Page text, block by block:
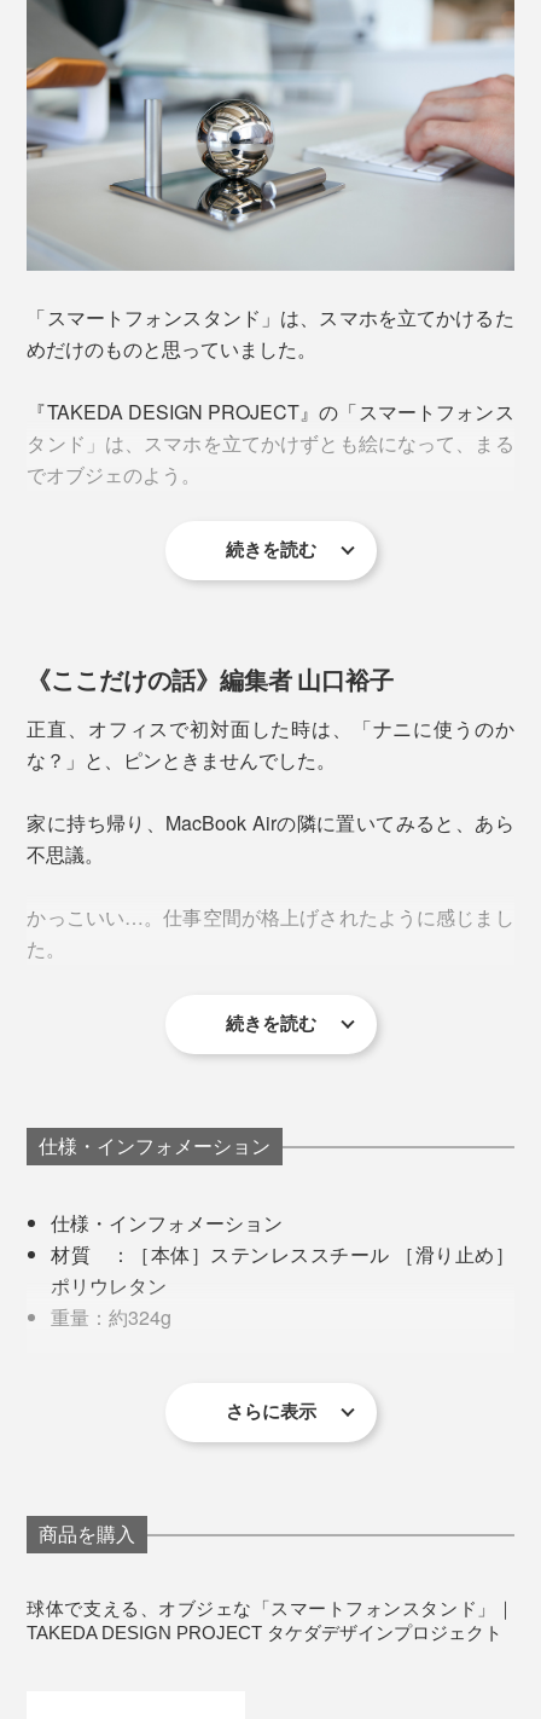
「スマートフォンスタンド」は、スマホを立てかけるた
めだけのものと思っていました。
『TAKEDA DESIGN PROJECT』の「スマートフォンス
タンド」は、スマホを立てかけずとも絵になって、まる
でオブジェのよう。
素材はステンレス。
を轟かせた、新潟・燕三条の「鏡面磨き」の技術が使わ
れています。
この球体、「２つの半球を溶接して研磨したもの」と聞
つかりません。
正方形のプレートも、鏡だといわれたら信じてしまいそ
うな光沢。天面だけでなく四方のコバにも、ていねいな
続きを読む
《ここだけの話》編集者 山口裕子
正直、オフィスで初対面した時は、「ナニに使うのか
な？」と、ピンときませんでした。
家に持ち帰り、MacBook Airの隣に置いてみると、あら
不思議。
かっこいい…。仕事空間が格上げされたように感じまし
た。
なぜかデスクの上をキレイにしたくなって、お片付けス
産発想ではなく、下地から仕上げまで妥協なくクオリテ
ィーにこだわった製品とのこと。
特に、球体は「２つの半球を溶接して磨き上げた」とい
う話にはびっくり。どんなに目を凝らしても、継ぎ目が
続きを読む
仕様・インフォメーション
仕様・インフォメーション
材質 ：［本体］ステンレススチール ［滑り止め］
ポリウレタン
重量：約324g
さらに表示
商品を購入
球体で支える、オブジェな「スマートフォンスタンド」｜
TAKEDA DESIGN PROJECT タケダデザインプロジェクト